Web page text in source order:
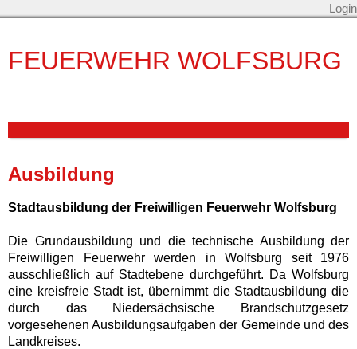
Login
FEUERWEHR WOLFSBURG
Ausbildung
Stadtausbildung der Freiwilligen Feuerwehr Wolfsburg
Die Grundausbildung und die technische Ausbildung der
Freiwilligen Feuerwehr werden in Wolfsburg seit 1976
ausschließlich auf Stadtebene durchgeführt. Da Wolfsburg
eine kreisfreie Stadt ist, übernimmt die Stadtausbildung die
durch das Niedersächsische Brandschutzgesetz
vorgesehenen Ausbildungsaufgaben der Gemeinde und des
Landkreises.